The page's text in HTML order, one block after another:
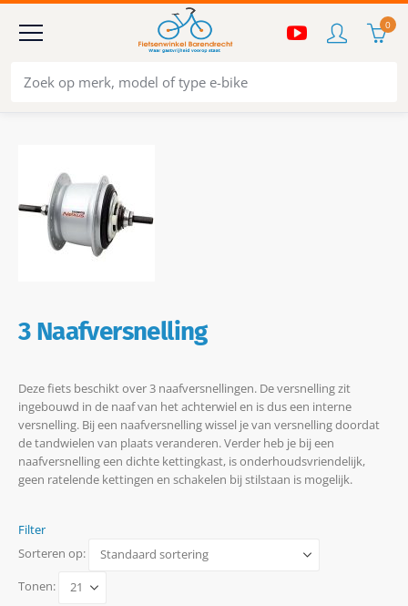
0
3 Naafversnelling
Deze fiets beschikt over 3 naafversnellingen. De versnelling zit
ingebouwd in de naaf van het achterwiel en is dus een interne
versnelling. Bij een naafversnelling wissel je van versnelling doordat
de tandwielen van plaats veranderen. Verder heb je bij een
naafversnelling een dichte kettingkast, is onderhoudsvriendelijk,
geen ratelende kettingen en schakelen bij stilstaan is mogelijk.
Filter
Sorteren op:
Tonen: